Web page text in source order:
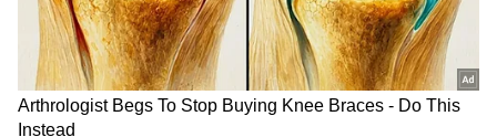
இதுல ஒரு பெரிய குழப்பமே இருக்கும்.
மேனுவல் ஏசி போதுமா, இல்ல
ஆட்டோமேட்டிக் கிளைமேட் கண்ட்ரோல்
இருக்கிற காரை வாங்கலாமான்னு